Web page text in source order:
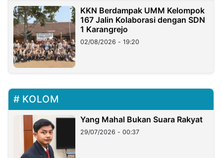
KKN Berdampak UMM Kelompok
167 Jalin Kolaborasi dengan SDN
1 Karangrejo
02/08/2026 - 19:20
KOLOM
Yang Mahal Bukan Suara Rakyat
29/07/2026 - 00:37